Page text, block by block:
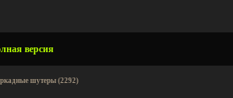
версия
шутеры (2292)